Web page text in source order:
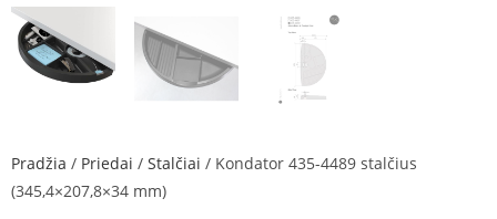
Pradžia / Priedai / Stalčiai / Kondator 435-4489 stalčius
(345,4×207,8×34 mm)